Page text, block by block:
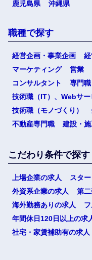
鹿児島県
沖縄県
職種で探す
経営企画・事業企画
マーケティング
営業
コンサルタント
専門職
技術職（IT）、Webサ
技術職（モノづくり）
不動産専門職
建設・
こだわり条件で探す
上場企業の求人
スタ
外資系企業の求人
第
海外勤務ありの求人
年間休日120日以上の求
社宅・家賃補助有の求人